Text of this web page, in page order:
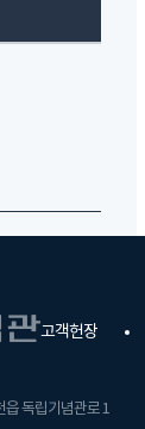
고객헌장
읍 독립기념관로 1